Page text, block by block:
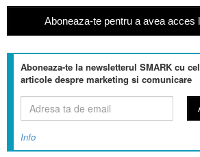
Aboneaza-te pentru a avea acces
Aboneaza-te la newsletterul SMARK cu
articole despre marketing si comunicare
Info